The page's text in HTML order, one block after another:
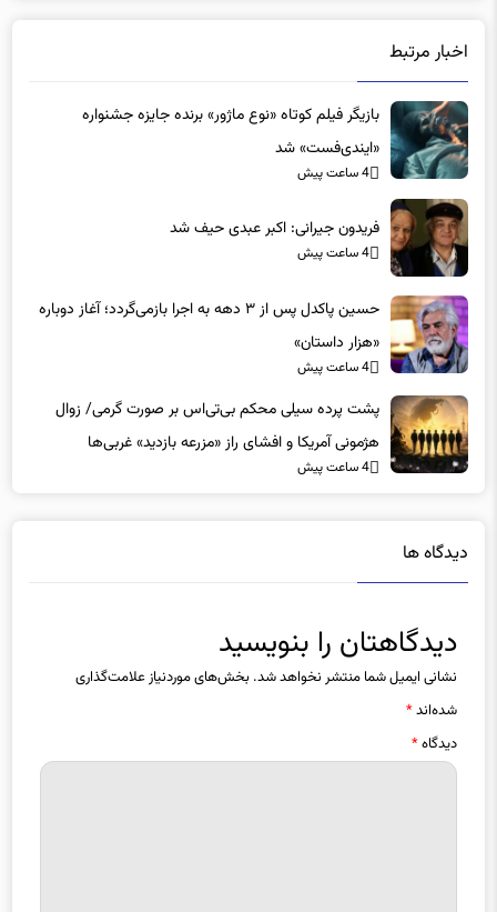
بازیگر فیلم کوتاه «نوع ماژور» برنده جایزه جشنواره
«ایندی‌فست» شد
4 ساعت پیش
«هزار داستان»
4 ساعت پیش
پشت پرده سیلی محکم بی‌تی‌اس بر صورت گرمی/ زوال
هژمونی آمریکا و افشای راز «مزرعه بازدید» غربی‌ها
4 ساعت پیش
نشانی ایمیل شما منتشر نخواهد شد.بخش‌های موردنیاز علامت‌گذاری
شده‌اند*
دیدگاه*